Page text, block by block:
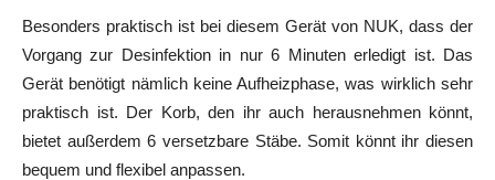
Besonders praktisch ist bei diesem Gerät von NUK, dass der
Vorgang zur Desinfektion in nur 6 Minuten erledigt ist. Das
Gerät benötigt nämlich keine Aufheizphase, was wirklich sehr
praktisch ist. Der Korb, den ihr auch herausnehmen könnt,
bietet außerdem 6 versetzbare Stäbe. Somit könnt ihr diesen
bequem und flexibel anpassen.